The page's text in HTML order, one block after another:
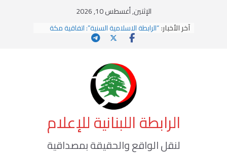
الإثنين, أغسطس 10, 2026
آخر الأخبار:“الرابطة الاسلامية السنية”: اتفاقية مكة
خطوة استراتيجية لتعزيز التعاون والردع
الاستلاب الثقافي وتحديات الهوية الإسلامية
الاختراق الفكري… معركة الوعي الأخطر
وهن المؤسسات!
الرابطة اللبنانية للإعلام
لنقل الواقع والحقيقة بمصداقية